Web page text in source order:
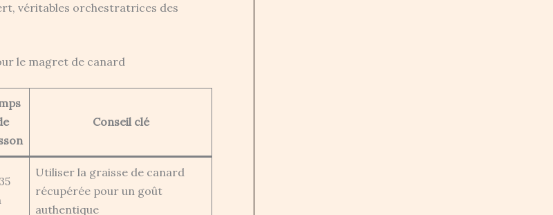
véritables orchestratrices des
le magret de canard
Conseil clé
Utiliser la graisse de canard
récupérée pour un goût
authentique